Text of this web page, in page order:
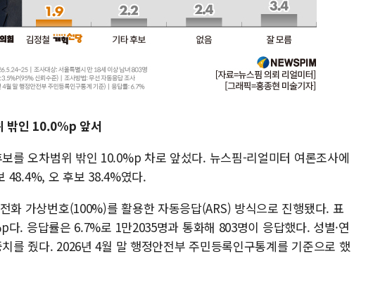
밖인 10.0%p 앞서
를 오차범위 밖인 10.0%p 차로 앞섰다. 뉴스핌-리얼미터 여론조사에
48.4%, 오 후보 38.4%였다.
화 가상번호(100%)를 활용한 자동응답(ARS) 방식으로 진행됐다. 표
. 응답률은 6.7%로 1만2035명과 통화해 803명이 응답했다. 성별·연
를 줬다. 2026년 4월 말 행정안전부 주민등록인구통계를 기준으로 했